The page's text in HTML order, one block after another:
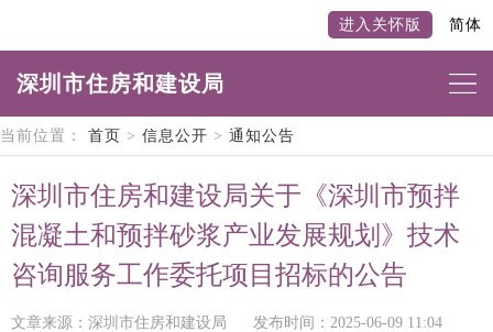
进入关怀版 简体
深圳市住房和建设局
当前位置： 首页 > 信息公开 > 通知公告
深圳市住房和建设局关于《深圳市预拌
混凝土和预拌砂浆产业发展规划》技术
咨询服务工作委托项目招标的公告
文章来源：深圳市住房和建设局
发布时间：2025-06-09 11:04